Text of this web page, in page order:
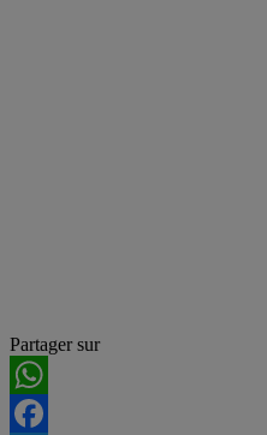
Partager sur
WhatsApp